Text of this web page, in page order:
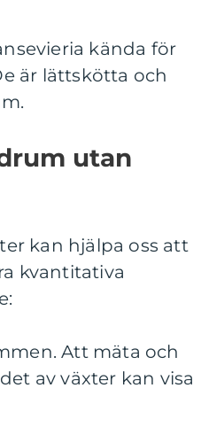
kända för
är lättskötta och
utan
kan hjälpa oss att
kvantitativa
Att mäta och
av växter kan visa